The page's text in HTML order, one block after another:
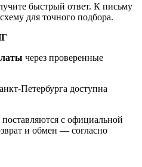
быстрый ответ. К письму
для точного подбора.
через проверенные
Петербурга доступна
с официальной
и обмен — согласно